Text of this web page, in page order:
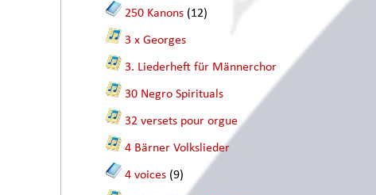
250 Kanons (12)
3 x Georges
3. Liederheft für Männerchor
30 Negro Spirituals
32 versets pour orgue
4 Bärner Volkslieder
4 voices (9)